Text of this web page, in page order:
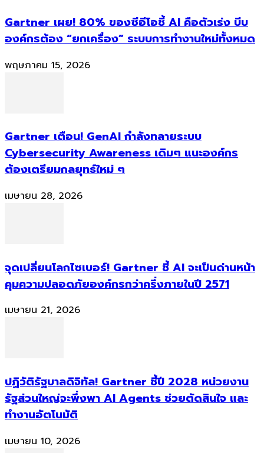
Gartner เผย! 80% ของซีอีโอชี้ AI คือตัวเร่ง บีบ
องค์กรต้อง “ยกเครื่อง” ระบบการทำงานใหม่ทั้งหมด
พฤษภาคม 15, 2026
Gartner เตือน! GenAI กำลังทลายระบบ
Cybersecurity Awareness เดิมๆ แนะองค์กร
ต้องเตรียมกลยุทธ์ใหม่ ๆ
เมษายน 28, 2026
จุดเปลี่ยนโลกไซเบอร์! Gartner ชี้ AI จะเป็นด่านหน้า
คุมความปลอดภัยองค์กรกว่าครึ่งภายในปี 2571
เมษายน 21, 2026
ปฏิวัติรัฐบาลดิจิทัล! Gartner ชี้ปี 2028 หน่วยงาน
รัฐส่วนใหญ่จะพึ่งพา AI Agents ช่วยตัดสินใจ และ
ทำงานอัตโนมัติ
เมษายน 10, 2026